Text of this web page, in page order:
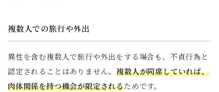
複数人での旅行や外出
異性を含む複数人で旅行や外出をする場合も、不貞行為と
認定されることはありません。複数人が同席していれば、
肉体関係を持つ機会が限定されるためです。